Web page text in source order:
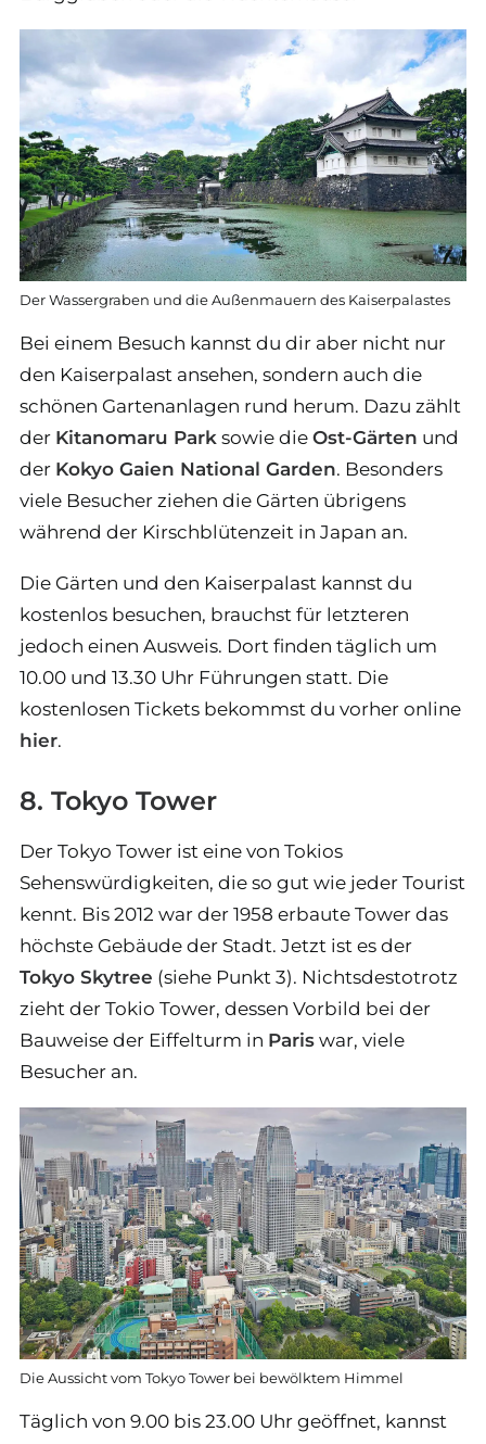
Der Wassergraben und die Außenmauern des Kaiserpalastes
Bei einem Besuch kannst du dir aber nicht nur
den Kaiserpalast ansehen, sondern auch die
schönen Gartenanlagen rund herum. Dazu zählt
der Kitanomaru Park sowie die Ost-Gärten und
der Kokyo Gaien National Garden. Besonders
viele Besucher ziehen die Gärten übrigens
während der Kirschblütenzeit in Japan an.
Die Gärten und den Kaiserpalast kannst du
kostenlos besuchen, brauchst für letzteren
jedoch einen Ausweis. Dort finden täglich um
10.00 und 13.30 Uhr Führungen statt. Die
kostenlosen Tickets bekommst du vorher online
hier.
8. Tokyo Tower
Der Tokyo Tower ist eine von Tokios
Sehenswürdigkeiten, die so gut wie jeder Tourist
kennt. Bis 2012 war der 1958 erbaute Tower das
höchste Gebäude der Stadt. Jetzt ist es der
Tokyo Skytree (siehe Punkt 3). Nichtsdestotrotz
zieht der Tokio Tower, dessen Vorbild bei der
Bauweise der Eiffelturm in Paris war, viele
Besucher an.
Die Aussicht vom Tokyo Tower bei bewölktem Himmel
Täglich von 9.00 bis 23.00 Uhr geöffnet, kannst